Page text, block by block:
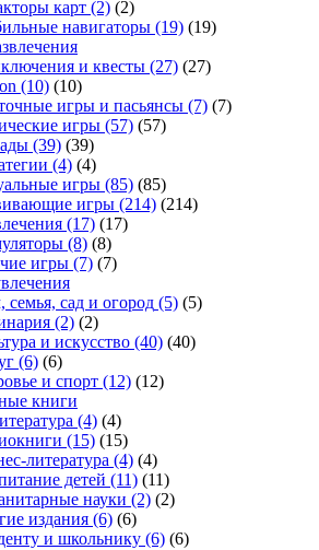
карт (2) (2)
навигаторы (19) (19)
и квесты (27) (27)
(10) (10)
игры и пасьянсы (7) (7)
игры (57) (57)
(39) (39)
(4) (4)
игры (85) (85)
игры (214) (214)
(17) (17)
(8) (8)
игры (7) (7)
семья, сад и огород (5) (5)
(2) (2)
и искусство (40) (40)
(6) (6)
и спорт (12) (12)
книги
(4) (4)
(15) (15)
литература (4) (4)
детей (11) (11)
науки (2) (2)
издания (6) (6)
и школьнику (6) (6)